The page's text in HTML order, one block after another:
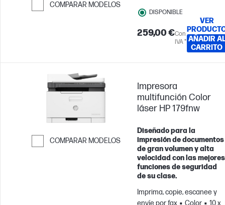
COMPARAR MODELOS
DISPONIBLE
259,00 €Con
IVA *
VER
AÑADIR AL
CARRITO
COMPARAR MODELOS
Impresora
multifunción Color
láser HP 179fnw
Diseñado para la
impresión de documentos
de gran volumen y alta
velocidad con las mejores
funciones de seguridad
de su clase.
Imprima, copie, escanee y